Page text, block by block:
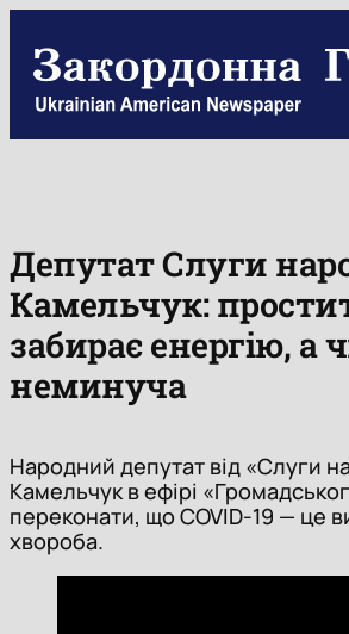
content
Депутат Слуги
Камельчук:
забирає енергію, а
неминуча
Народний депутат від «Слуги
Камельчук в ефірі
переконати, що COVID-19 — це
хвороба.